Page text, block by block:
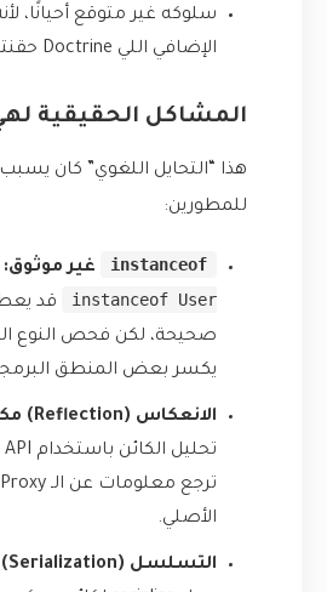
سلوكه غير متوقع أحيانًا،
الإضافي اللي Doctrine حقنته فيه.
المشاكل الحقيقية
هذا “التحايل اللغوي” كان
للمطورين:
instanceof غير موثوق:
instanceof User
قد
صحيحة، لكن فحص النوع
يكسر بعض المنطق
الانعكاس (Reflection) مكسور:
الأصلي.
التسلسل (Serialization) خطر: